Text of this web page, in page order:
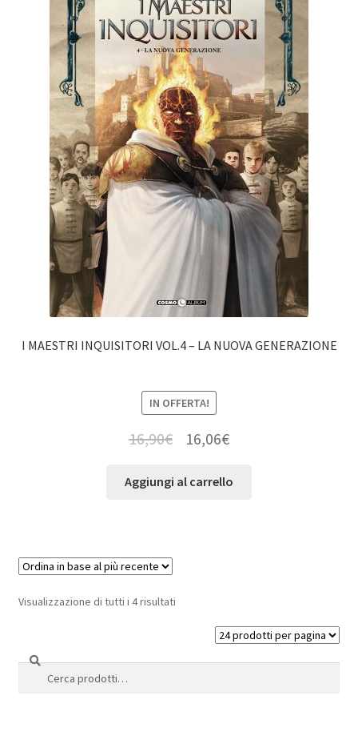
I MAESTRI INQUISITORI VOL.4 – LA NUOVA GENERAZIONE
IN OFFERTA!
16,90€ 16,06€
Aggiungi al carrello
Visualizzazione di tutti i 4 risultati
Cerca:
Cerca